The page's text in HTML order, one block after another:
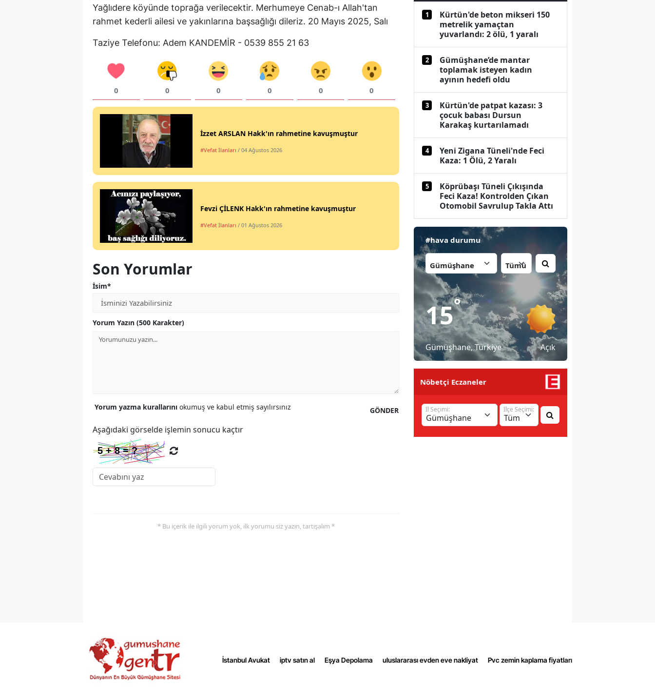
Hatay
Isparta
İstanbul
Kars
Kırşehir
Kocaeli
Uşak
Yağlıdere köyünde toprağa verilecektir. Merhumeye Cenab-ı Allah'tan
rahmet kederli ailesi ve yakınlarına başsağlığı dileriz. 20 Mayıs 2025, Salı
Taziye Telefonu: Adem KANDEMİR - 0539 855 21 63
0 0 0 0 0 0
İzzet ARSLAN Hakk'ın rahmetine kavuşmuştur
#Vefat İlanları / 04 Ağustos 2026
Fevzi ÇİLENK Hakk'ın rahmetine kavuşmuştur
#Vefat İlanları / 01 Ağustos 2026
Son Yorumlar
İsim*
Yorum Yazın (500 Karakter)
GÖNDER
Yorum yazma kurallarını okumuş ve kabul etmiş sayılırsınız
Aşağıdaki görselde işlemin sonucu kaçtır
* Bu içerik ile ilgili yorum yok, ilk yorumu siz yazın, tartışalım *
1
Kürtün'de beton mikseri 150
metrelik yamaçtan
yuvarlandı: 2 ölü, 1 yaralı
2
Gümüşhane’de mantar
toplamak isteyen kadın
ayının hedefi oldu
3
Kürtün'de patpat kazası: 3
çocuk babası Dursun
Karakaş kurtarılamadı
4
Yeni Zigana Tüneli'nde Feci
Kaza: 1 Ölü, 2 Yaralı
5
Köprübaşı Tüneli Çıkışında
Feci Kaza! Kontrolden Çıkan
Otomobil Savrulup Takla Attı
#hava durumu
15°
Gümüşhane, Türkiye Açık
Nöbetçi Eczaneler
İl Seçimi: İlçe Seçimi:
İstanbul Avukat iptv satın al Eşya Depolama uluslararası evden eve nakliyat Pvc zemin kaplama fiyatları